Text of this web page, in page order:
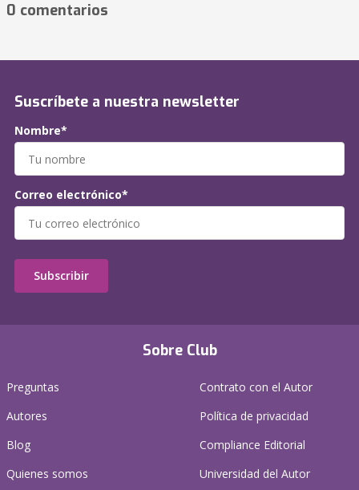
0 comentarios
Sobre Club
Preguntas
Autores
Blog
Quienes somos
Contrato con el Autor
Política de privacidad
Compliance Editorial
Universidad del Autor
Suscríbete a nuestra newsletter
Nombre*
Correo electrónico*
Subscribir